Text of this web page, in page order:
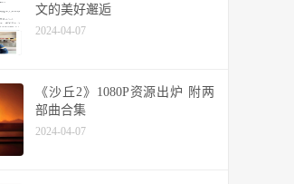
文的美好邂逅
2024-04-07
《沙丘2》1080P资源出炉 附两
部曲合集
2024-04-07